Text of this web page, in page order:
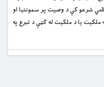
شرعو كې د وصيت پر سمونتيا او
يا د ملكيت له ګټې د تبرع په